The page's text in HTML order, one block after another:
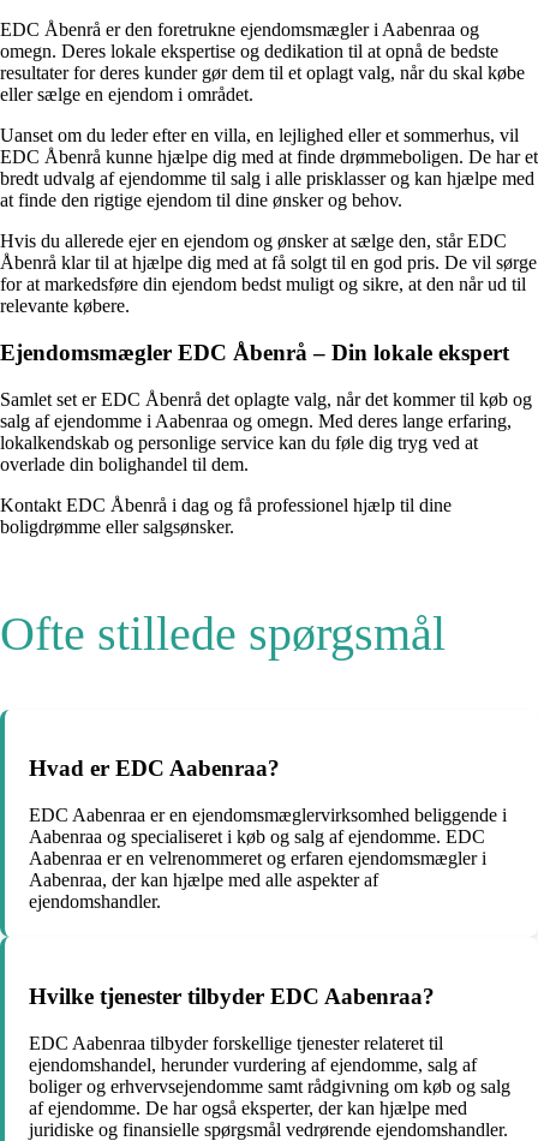
EDC Åbenrå er den foretrukne ejendomsmægler i Aabenraa og
omegn. Deres lokale ekspertise og dedikation til at opnå de bedste
resultater for deres kunder gør dem til et oplagt valg, når du skal købe
eller sælge en ejendom i området.
Uanset om du leder efter en villa, en lejlighed eller et sommerhus, vil
EDC Åbenrå kunne hjælpe dig med at finde drømmeboligen. De har et
bredt udvalg af ejendomme til salg i alle prisklasser og kan hjælpe med
at finde den rigtige ejendom til dine ønsker og behov.
Hvis du allerede ejer en ejendom og ønsker at sælge den, står EDC
Åbenrå klar til at hjælpe dig med at få solgt til en god pris. De vil sørge
for at markedsføre din ejendom bedst muligt og sikre, at den når ud til
relevante købere.
Ejendomsmægler EDC Åbenrå – Din lokale ekspert
Samlet set er EDC Åbenrå det oplagte valg, når det kommer til køb og
salg af ejendomme i Aabenraa og omegn. Med deres lange erfaring,
lokalkendskab og personlige service kan du føle dig tryg ved at
overlade din bolighandel til dem.
Kontakt EDC Åbenrå i dag og få professionel hjælp til dine
boligdrømme eller salgsønsker.
Ofte stillede spørgsmål
Hvad er EDC Aabenraa?
EDC Aabenraa er en ejendomsmæglervirksomhed beliggende i
Aabenraa og specialiseret i køb og salg af ejendomme. EDC
Aabenraa er en velrenommeret og erfaren ejendomsmægler i
Aabenraa, der kan hjælpe med alle aspekter af
ejendomshandler.
Hvilke tjenester tilbyder EDC Aabenraa?
EDC Aabenraa tilbyder forskellige tjenester relateret til
ejendomshandel, herunder vurdering af ejendomme, salg af
boliger og erhvervsejendomme samt rådgivning om køb og salg
af ejendomme. De har også eksperter, der kan hjælpe med
juridiske og finansielle spørgsmål vedrørende ejendomshandler.